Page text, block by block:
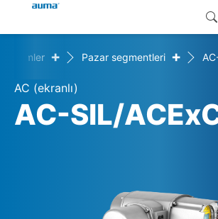
Ürünler
Çözümler
Global
Avrupa
Arama
Çözümler + Pazar segmentleri +
AC (ekranlı)
AC-SIL/